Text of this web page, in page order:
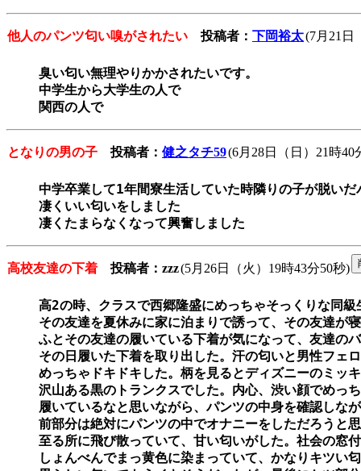
他人のパンツ匂い嗅がされたい 投稿者： 下岡裕太(7月21日
臭い匂い無理やりかかされたいです。
中学生から大学生の人で
関西の人で
となりの男の子 投稿者： 健之タチ59(6月28日（日）21時40
中学卒業して1年間寮生活していた時隣りの子が脱い
凄くいい匂いをしました
高校友達の下着 投稿者：zzz(5月26日（火）19時43分50秒)
高2の時、クラスで西郷隆盛にめっちゃそっくりな同級
その友達を夏休みに家に泊まりで誘って、その友達が
ふとその友達の履いている下着が気になって、友達の
その日履いた下着を取り出した。汗の匂いと男性フェ
めっちゃドキドキした。柄を見るとディズニーのミッ
沢山ある黒のトランクスでした。内心、渋い顔でめっ
履いているなと思いながら、パンツの中身を確認しな
前部分は絶対にパンツの中でオナニーをしただろうと
至る所に飛び散っていて、甘い匂いがした。社会の窓
しょんべんでまっ黄色に染まっていて、かなりキツい